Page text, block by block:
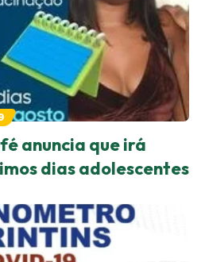
anuncia que irá
dias adolescentes